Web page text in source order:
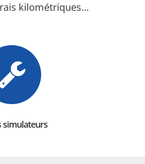
kilométriques…
simulateurs